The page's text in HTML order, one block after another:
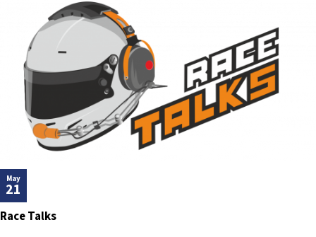
May
21
Race Talks